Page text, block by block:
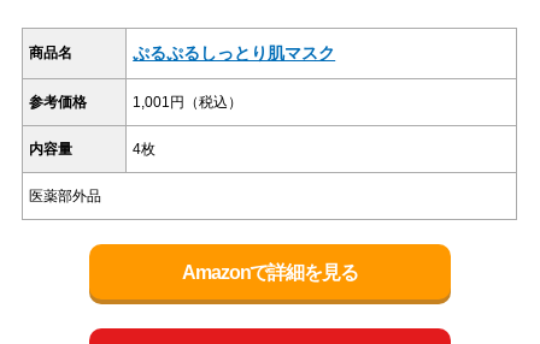
商品名 ぷるぷるしっとり肌マスク
参考価格 1,001円（税込）
内容量 4枚
医薬部外品
Amazonで詳細を見る